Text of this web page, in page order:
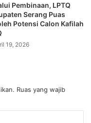
Pembinaan, LPTQ
Serang Puas
Potensi Calon Kafilah
19, 2026
Ruas yang wajib